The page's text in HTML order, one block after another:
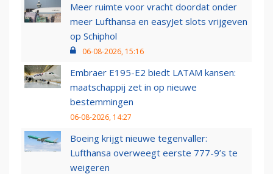
Meer ruimte voor vracht doordat onder
meer Lufthansa en easyJet slots vrijgeven
op Schiphol
06-08-2026, 15:16
Embraer E195-E2 biedt LATAM kansen:
maatschappij zet in op nieuwe
bestemmingen
06-08-2026, 14:27
Boeing krijgt nieuwe tegenvaller:
Lufthansa overweegt eerste 777-9’s te
weigeren